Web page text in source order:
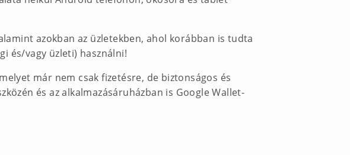
azokban az üzletekben, ahol korábban is tudta
és/vagy üzleti) használni!
már nem csak fizetésre, de biztonságos és
és az alkalmazásáruházban is Google Wallet-